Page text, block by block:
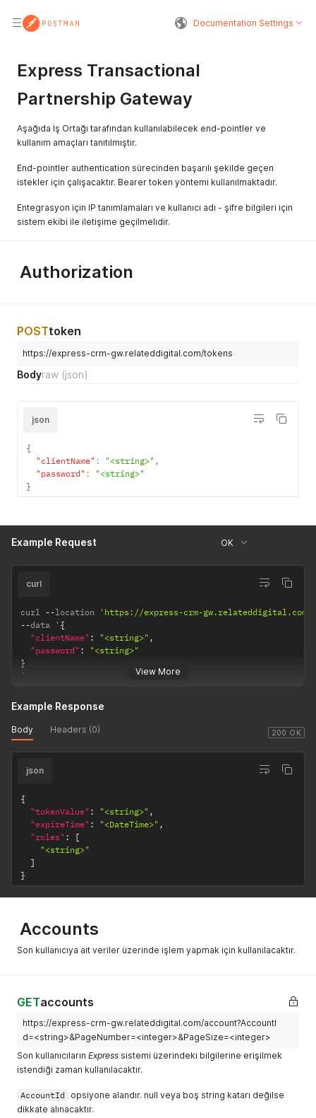
Documentation Settings
Express Transactional
Partnership Gateway
Aşağıda İş Ortağı tarafından kullanılabilecek end-pointler ve
kullanım amaçları tanıtılmıştır.
End-pointler authentication sürecinden başarılı şekilde geçen
istekler için çalışacaktır. Bearer token yöntemi kullanılmaktadır.
Entegrasyon için IP tanımlamaları ve kullanıcı adı - şifre bilgileri için
sistem ekibi ile iletişime geçilmelidir.
Authorization
POSTtoken
https://express-crm-gw.relateddigital.com/tokens
Bodyraw (json)
json
{
"clientName" : "<string>" ,
"password" :
"<string>"
}
Example Request OK
View More
curl
curl --location
'https://express-crm-gw.relateddigital.com/
--data ' {
"clientName" : "<string>" ,
"password" :
"<string>"
}
'
200 OK
Example Response
Body Headers (0)
json
{
"tokenValue" : "<string>" ,
"expireTime" : "<DateTime>" ,
"roles" :
[
"<string>"
]
}
Accounts
Son kullanıcıya ait veriler üzerinde işlem yapmak için kullanılacaktır.
GETaccounts
https://express-crm-gw.relateddigital.com/account?AccountI
d=<string>&PageNumber=<integer>&PageSize=<integer>
Son kullanıcıların Express sistemi üzerindeki bilgilerine erişilmek
istendiği zaman kullanılacaktır.
AccountId
opsiyone alandır. null veya boş string katarı değilse
dikkate alınacaktır.